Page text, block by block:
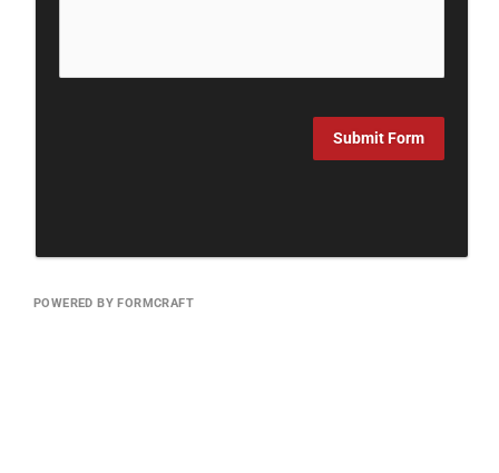
Submit Form
POWERED BY FORMCRAFT